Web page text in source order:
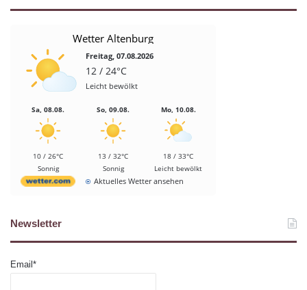
Wetter Altenburg
Freitag, 07.08.2026
12 / 24°C
Leicht bewölkt
Sa, 08.08.
10 / 26°C
Sonnig
So, 09.08.
13 / 32°C
Sonnig
Mo, 10.08.
18 / 33°C
Leicht bewölkt
Aktuelles Wetter ansehen
Newsletter
Email*